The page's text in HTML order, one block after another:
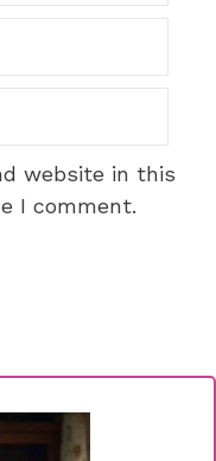
website in this
I comment.